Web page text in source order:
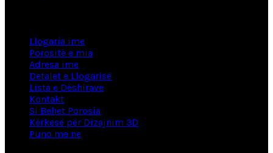
Llogaria ime
Porositë e mia
Adresa ime
Detalet e Llogarisë
Lista e Dëshirave
Kontakt
Si Behet Porosia
Kërkesë për Dizajnim 3D
Puno me ne